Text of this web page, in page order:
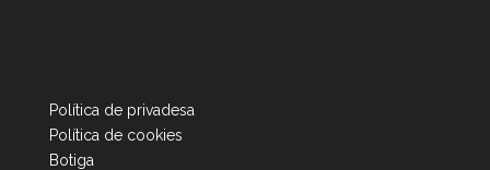
Política de privadesa
Política de cookies
Botiga